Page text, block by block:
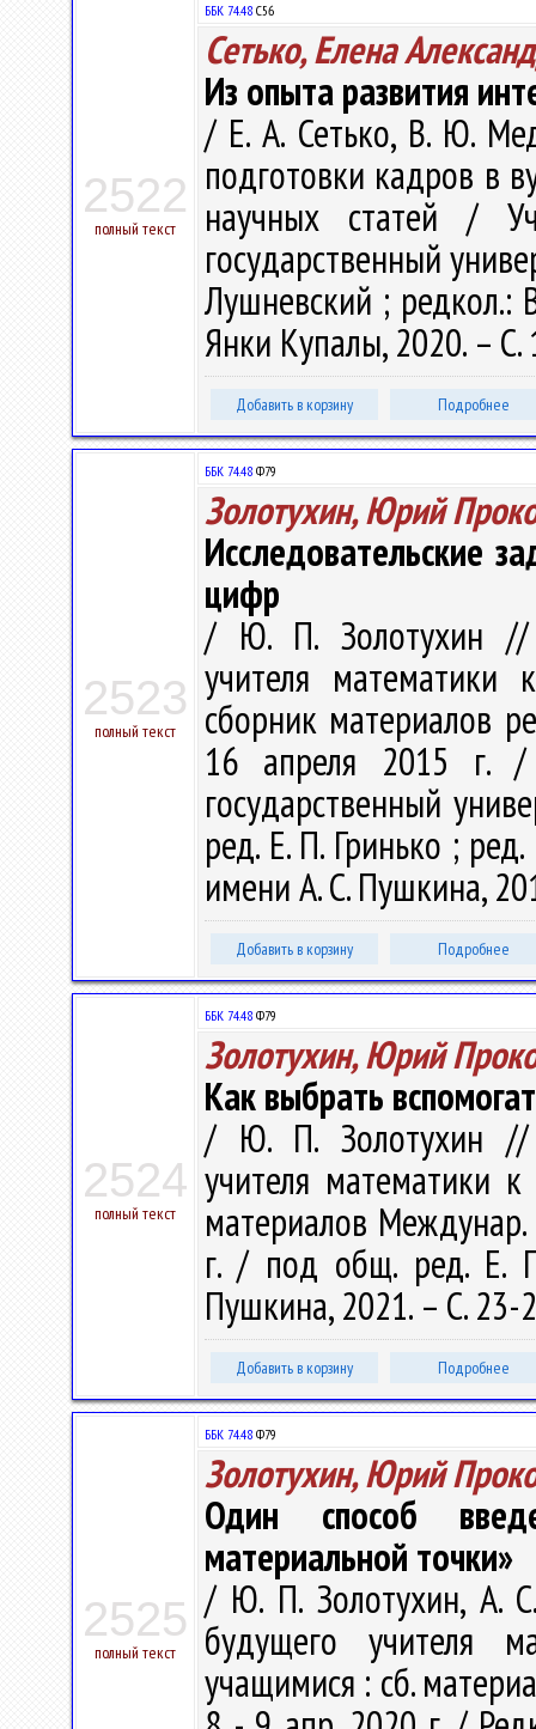
2522
полный текст
ББК 74.48 С56
Сетько, Елена
Из опыта развития
/ Е. А. Сетько, В. Ю.
подготовки кадров в
научных статей /
государственный
Лушневский ; редкол.:
Янки Купалы, 2020. –
Добавить в корзину Подробнее
2523
полный текст
ББК 74.48 Ф79
Золотухин, Юрий
Исследовательские
цифр
/ Ю. П. Золотухин //
учителя
сборник материалов
16 апреля 2015 г. /
государственный
ред. Е. П. Гринько ;
имени А. С. Пушкина,
Добавить в корзину Подробнее
2524
полный текст
ББК 74.48 Ф79
Золотухин, Юрий
Как выбрать
/ Ю. П. Золотухин //
учителя математики
материалов Междунар.
г. / под общ. ред. Е.
Пушкина, 2021. – С. 23-
Добавить в корзину Подробнее
2525
полный текст
ББК 74.48 Ф79
Золотухин, Юрий
Один способ
материальной точки»
/ Ю. П. Золотухин, А.
будущего учителя
учащимися : сб.